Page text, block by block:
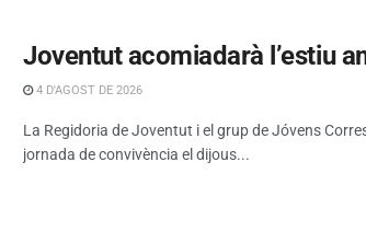
Joventut acomiadarà l’estiu
4 D'AGOST DE 2026
La Regidoria de Joventut i el grup de Jóvens
jornada de convivència el dijous...